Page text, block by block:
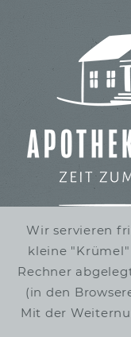
IMBISS IM
WINTERRUHE
Wir servieren
kleine
Rechner
(in den
Mit der